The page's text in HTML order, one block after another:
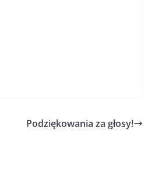
Podziękowania za głosy!